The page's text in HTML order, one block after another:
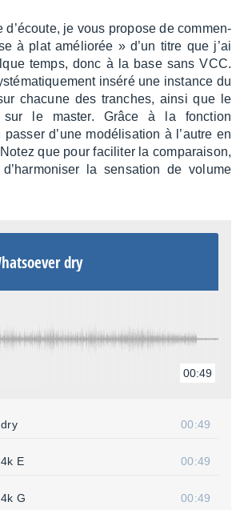
d’écoute, je vous propose de commen­
à plat amélio­rée » d’un titre que j’ai
temps, donc à la base sans VCC.
inséré une instance du
chacune des tranches, ainsi que le
sur le master. Grâce à la fonc­tion
d’une modé­li­sa­tion à l’autre en
que pour faci­li­ter la compa­rai­son,
la sensa­tion de volume
dry
00:49
00:49
E 00:49
G 00:49